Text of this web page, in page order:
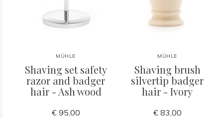
MÜHLE
Shaving set safety
razor and badger
hair - Ash wood
€ 95,00
MÜHLE
Shaving brush
silvertip badger
hair - Ivory
€ 83,00